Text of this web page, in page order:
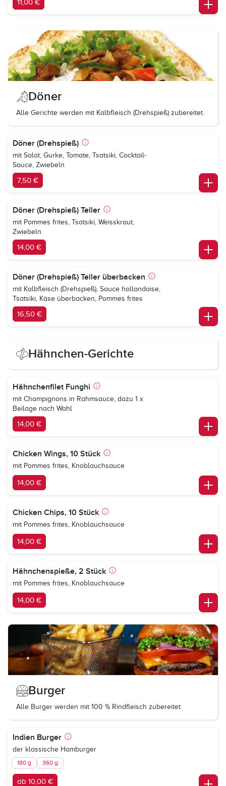
11,00 €
Döner
Alle Gerichte werden mit Kalbfleisch (Drehspieß) zubereitet.
Döner (Drehspieß)
mit Salat, Gurke, Tomate, Tsatsiki, Cocktail-
Sauce, Zwiebeln
7,50 €
Döner (Drehspieß) Teller
mit Pommes frites, Tsatsiki, Weisskraut,
Zwiebeln
14,00 €
Döner (Drehspieß) Teller überbacken
mit Kalbfleisch (Drehspieß), Sauce hollandaise,
Tsatsiki, Käse überbacken, Pommes frites
16,50 €
Hähnchen-Gerichte
Hähnchenfilet Funghi
mit Champignons in Rahmsauce, dazu 1 x
Beilage nach Wahl
14,00 €
Chicken Wings, 10 Stück
mit Pommes frites, Knoblauchsauce
14,00 €
Chicken Chips, 10 Stück
mit Pommes frites, Knoblauchsauce
14,00 €
Hähnchenspieße, 2 Stück
mit Pommes frites, Knoblauchsauce
14,00 €
Burger
Alle Burger werden mit 100 % Rindfleisch zubereitet.
Indien Burger
der klassische Hamburger
180 g 360 g
ab 10,00 €